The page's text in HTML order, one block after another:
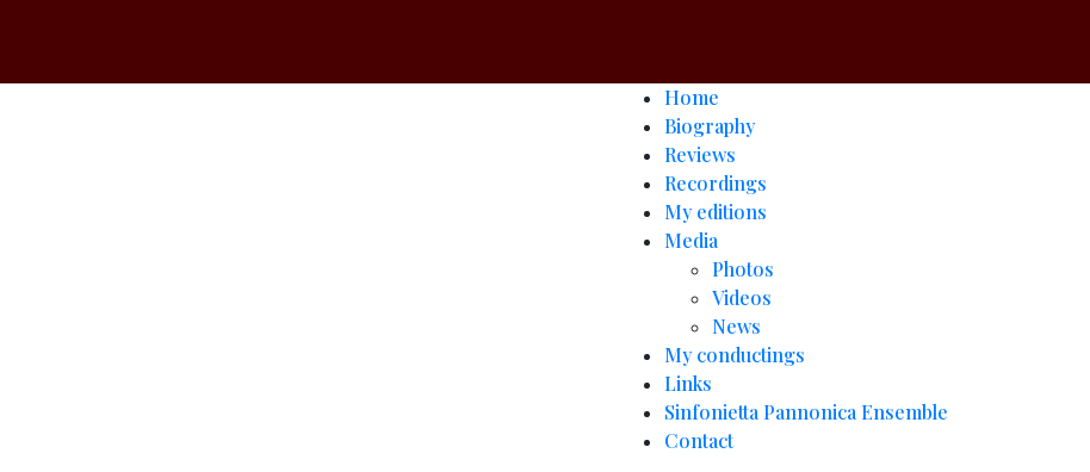
Home
Biography
Reviews
Recordings
My editions
Media
Photos
Videos
News
My conductings
Links
Sinfonietta Pannonica Ensemble
Contact